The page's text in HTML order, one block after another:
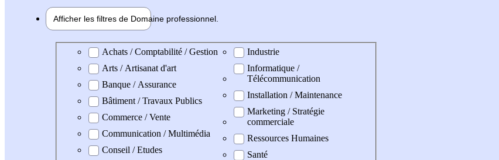
Afficher les filtres de Domaine professionnel
Domaine professionel
Achats / Comptabilité / Gestion
Arts / Artisanat d'art
Banque / Assurance
Bâtiment / Travaux Publics
Commerce / Vente
Communication / Multimédia
Conseil / Etudes
Industrie
Informatique /
Télécommunication
Installation / Maintenance
Marketing / Stratégie
commerciale
Ressources Humaines
Santé